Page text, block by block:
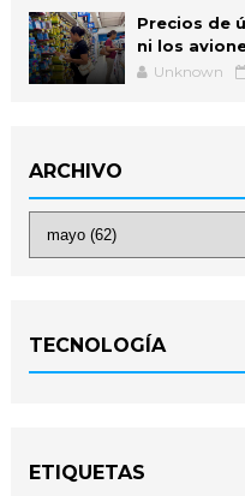
Precios de
ni los
Unknown
ARCHIVO
TECNOLOGÍA
ETIQUETAS